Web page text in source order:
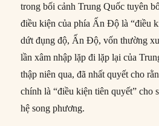
trong bối cảnh Trung Quốc tuyên
điều kiện của phía Ấn Độ là “điều
dứt đụng độ, Ấn Độ, vốn thường
lần xâm nhập lặp đi lặp lại của
thập niên qua, đã nhất quyết cho
chính là “điều kiện tiên quyết” cho
hệ song phương.